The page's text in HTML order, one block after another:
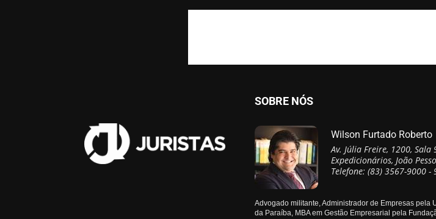
SOBRE NÓS
Wilson Furtado Roberto
Av. Júlia Freire, 1200, Sala
Expedicionários, João
Telefone: (83) 3567-9000 -
Advogado militante, Administrador de Empresas pela
da Paraíba, MBA em Gestão Empresarial pela